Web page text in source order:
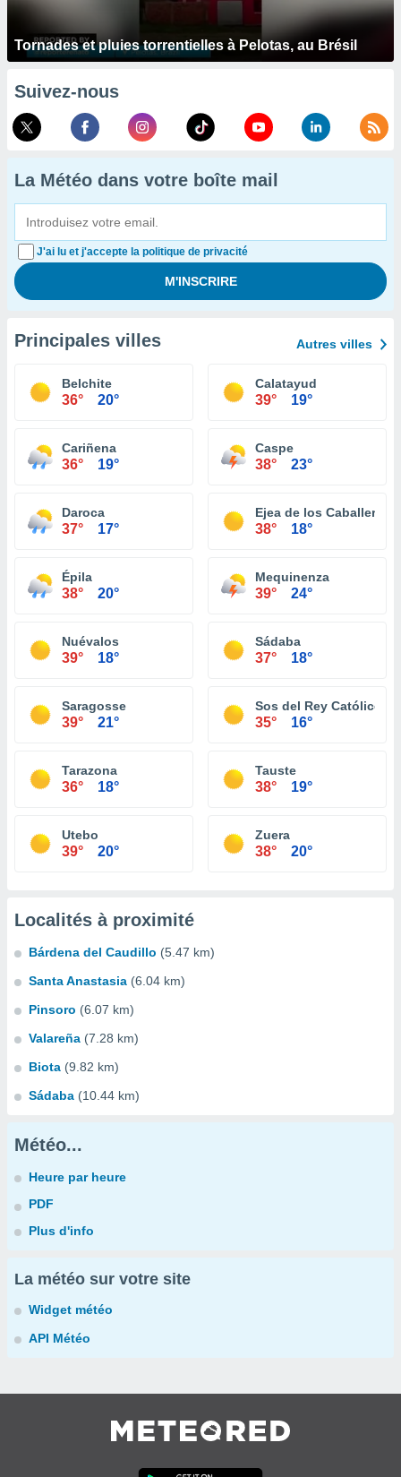
Tornades et pluies torrentielles à Pelotas, au Brésil
Suivez-nous
La Météo dans votre boîte mail
J'ai lu et j'accepte la politique de privacité
Principales villes Autres villes
Belchite
36° 20°
Calatayud
39° 19°
Cariñena
36° 19°
Caspe
38° 23°
Daroca
37° 17°
Ejea de los Caballeros
38° 18°
Épila
38° 20°
Mequinenza
39° 24°
Nuévalos
39° 18°
Sádaba
37° 18°
Saragosse
39° 21°
Sos del Rey Católico
35° 16°
Tarazona
36° 18°
Tauste
38° 19°
Utebo
39° 20°
Zuera
38° 20°
Localités à proximité
Bárdena del Caudillo (5.47 km)
Santa Anastasia (6.04 km)
Pinsoro (6.07 km)
Valareña (7.28 km)
Biota (9.82 km)
Sádaba (10.44 km)
Météo...
Heure par heure
PDF
Plus d'info
La météo sur votre site
Widget météo
API Météo